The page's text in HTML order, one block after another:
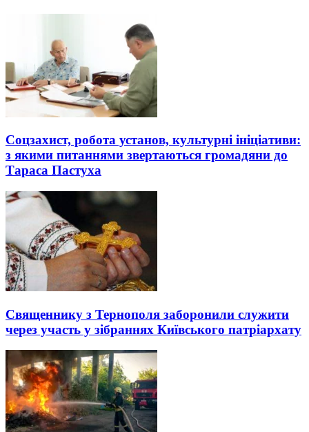
Соцзахист, робота установ, культурні ініціативи:
з якими питаннями звертаються громадяни до
Тараса Пастуха
Священнику з Тернополя заборонили служити
через участь у зібраннях Київського патріархату